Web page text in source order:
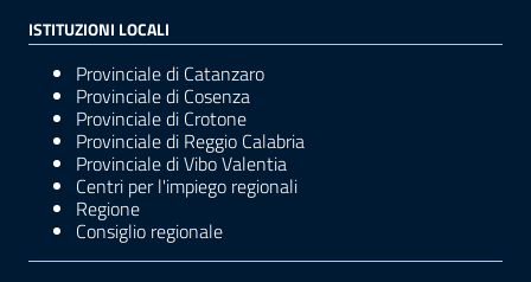
ISTITUZIONI LOCALI
Provinciale di Catanzaro
Provinciale di Cosenza
Provinciale di Crotone
Provinciale di Reggio Calabria
Provinciale di Vibo Valentia
Centri per l'impiego regionali
Regione
Consiglio regionale